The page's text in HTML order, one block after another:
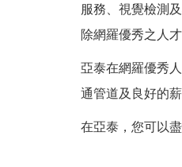
服務、視覺檢測
除網羅優秀之人
亞泰在網羅優秀
通管道及良好的
在亞泰，您可以